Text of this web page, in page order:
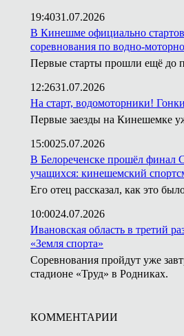
19:4031.07.2026
В Кинешме официально
соревнования по водно-
Первые старты прошли ещё до
12:2631.07.2026
На старт, водомоторники!
Первые заезды на Кинешемке
15:0025.07.2026
В Белореченске прошёл финал
учащихся: кинешемский
Его отец рассказал, как это
10:0024.07.2026
Ивановская область в третий
«Земля спорта»
Соревнования пройдут уже
стадионе «Труд» в Родниках.
КОММЕНТАРИИ